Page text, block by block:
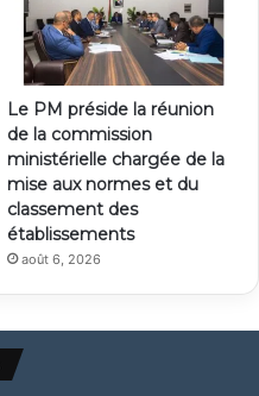
Le PM préside la réunion
de la commission
ministérielle chargée de la
mise aux normes et du
classement des
établissements
août 6, 2026